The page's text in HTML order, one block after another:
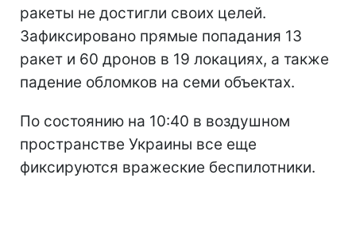
ракеты не достигли своих целей.
Зафиксировано прямые попадания 13
ракет и 60 дронов в 19 локациях, а также
падение обломков на семи объектах.
По состоянию на 10:40 в воздушном
пространстве Украины все еще
фиксируются вражеские беспилотники.